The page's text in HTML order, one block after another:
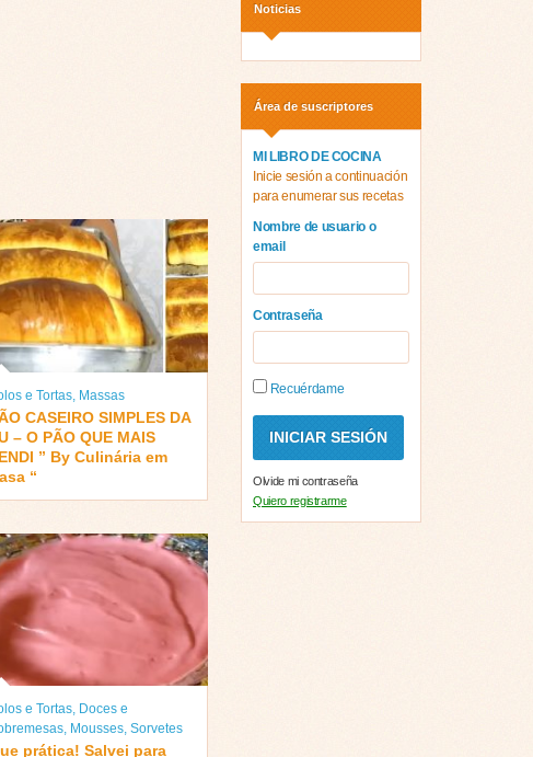
e Tortas Massas
CASEIRO SIMPLES DA
– O PÃO QUE MAIS
” By Culinária em
“
e Tortas, Doces e
, Mousses,Sorvetes
prática! Salvei para
Noticias
Área de suscriptores
MI LIBRO DE COCINA
Inicie sesión a continuación
para enumerar sus recetas
Nombre de usuario o
email
Contraseña
Recuérdame
Olvide mi contraseña
Quiero registrarme